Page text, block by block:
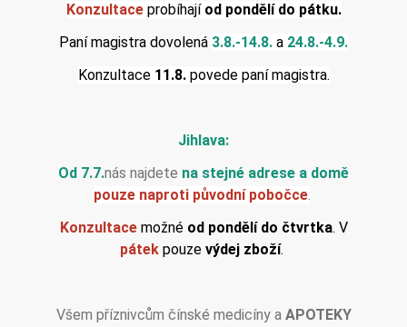
Konzultace probíhají od pondělí do pátku.
Paní magistra dovolená 3.8.-14.8. a 24.8.-4.9.
Konzultace 11.8.povede paní magistra.
Jihlava:
Od 7.7.nás najdete na stejné adrese a domě
pouze naproti původní pobočce.
Konzultacemožné od pondělí do čtvrtka. V
pátek pouze výdej zboží.
Všem příznivcům čínské medicíny a APOTEKY